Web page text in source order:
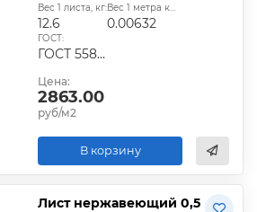
Вес 1 листа, кг:
12.6
Вес 1 метра квадратного, т:
0.00632
ГОСТ:
ГОСТ 5582–75;ГОСТ 19903–74;ГОСТ 7350–77;ГОСТ 19904–90
Цена:
2863.00
руб/м2
В корзину
Лист нержавеющий 0,5